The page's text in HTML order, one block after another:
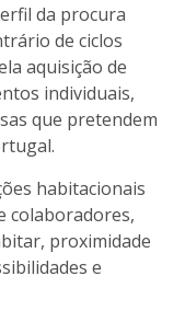
da procura
de ciclos
aquisição de
individuais,
que pretendem
habitacionais
colaboradores,
proximidade
e